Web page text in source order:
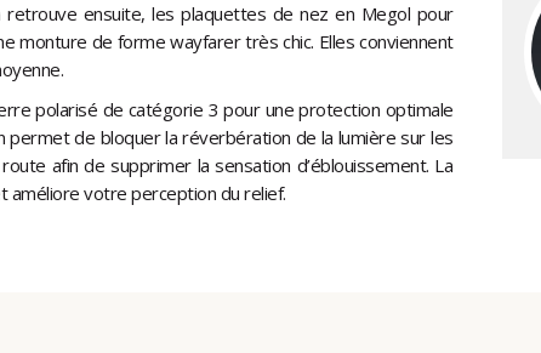
retrouve ensuite, les plaquettes de nez en Megol pour
monture de forme wayfarer très chic. Elles conviennent
polarisé de catégorie 3 pour une protection optimale
permet de bloquer la réverbération de la lumière sur les
afin de supprimer la sensation d’éblouissement. La
améliore votre perception du relief.